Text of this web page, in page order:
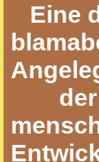
Eine
der